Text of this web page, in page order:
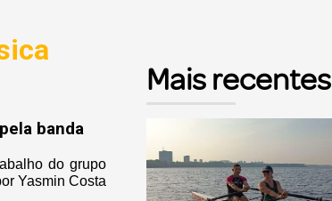
banda
do grupo
Yasmin Costa
Mais recentes